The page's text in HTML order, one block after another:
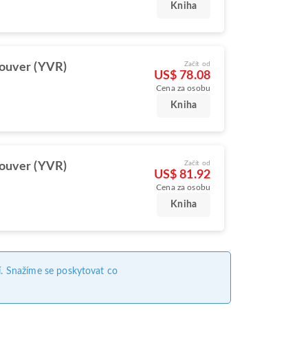
Kniha
(YVR) Začít od
US$ 78.08
Cena za osobu
Kniha
(YVR) Začít od
US$ 81.92
Cena za osobu
Kniha
Snažíme se poskytovat co